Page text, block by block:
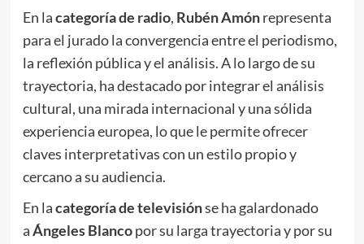
En lacategoría de radio, Rubén Amónrepresenta
para el jurado la convergencia entre el periodismo,
la reflexión pública y el análisis. A lo largo de su
trayectoria, ha destacado por integrar el análisis
cultural, una mirada internacional y una sólida
experiencia europea, lo que le permite ofrecer
claves interpretativas con un estilo propio y
cercano a su audiencia.
En lacategoría de televisiónse ha galardonado
aÁngeles Blancopor su larga trayectoria y por su